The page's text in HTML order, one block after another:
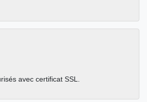
avec certificat SSL.